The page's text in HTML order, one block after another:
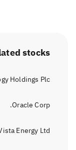
stocks
Holdings Plc
Oracle Corp.
Energy Ltd.